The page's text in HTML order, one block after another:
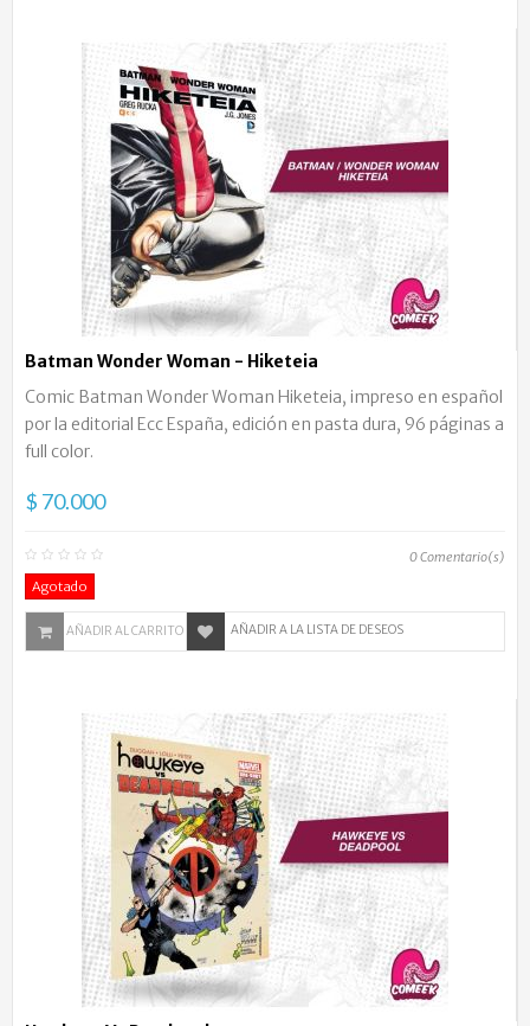
Batman Wonder Woman - Hiketeia
Comic Batman Wonder Woman Hiketeia, impreso en español
por la editorial Ecc España, edición en pasta dura, 96 páginas a
full color.
$ 70.000
0Comentario(s)
Agotado
AÑADIR AL CARRITO AÑADIR A LA LISTA DE DESEOS